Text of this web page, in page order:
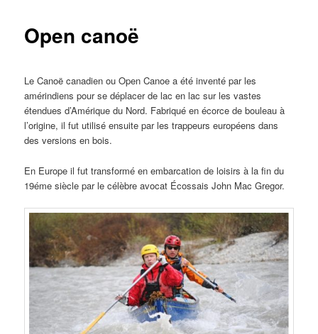
Open canoë
Le Canoë canadien ou Open Canoe a été inventé par les
amérindiens pour se déplacer de lac en lac sur les vastes
étendues d’Amérique du Nord. Fabriqué en écorce de bouleau à
l’origine, il fut utilisé ensuite par les trappeurs européens dans
des versions en bois.
En Europe il fut transformé en embarcation de loisirs à la fin du
19éme siècle par le célèbre avocat Écossais John Mac Gregor.